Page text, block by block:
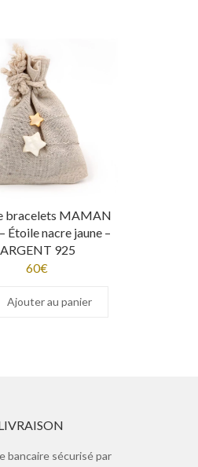
bracelets MAMAN
Étoile nacre jaune –
ARGENT 925
60€
Ajouter au panier
bancaire sécurisé par